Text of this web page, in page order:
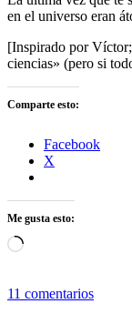
en el universo eran
[Inspirado por
ciencias» (pero si
Comparte esto:
Facebook
X
Me gusta esto:
Cargando...
11 comentarios